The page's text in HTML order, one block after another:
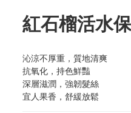
紅石榴活水
沁涼不厚重，質地清爽
抗氧化，持色鮮豔
深層滋潤，強韌髮絲
宜人果香，舒緩放鬆